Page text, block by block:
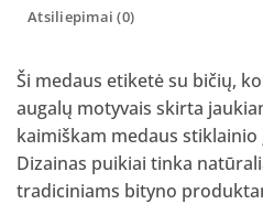
Atsiliepimai (0)
Ši medaus etiketė su bičių,
augalų motyvais skirta
kaimiškam medaus
Dizainas puikiai tinka
tradiciniams bityno